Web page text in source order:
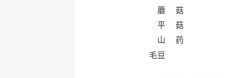
蘑 菇
平 菇
山 药
毛豆